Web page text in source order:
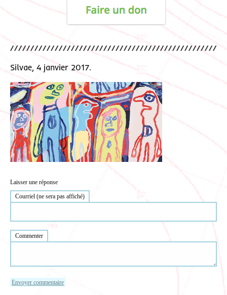
Silvae, 4 janvier 2017.
Laisser une réponse
Courriel (ne sera pas affiché)
Commenter